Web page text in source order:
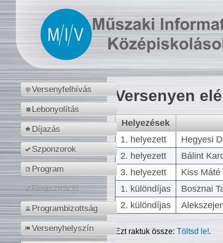
Versenyfelhívás
Lebonyolítás
Díjazás
Szponzorok
Program
Regisztráció
Programbizottság
Versenyhelyszín
Versenyen
Helyezések
1. helyezett
Hegyesi
2. helyezett
Bálint
3. helyezett
Kiss
1. különdíjas
Bosznai
2. különdíjas
Ezt raktuk össze:Töltsd le!.